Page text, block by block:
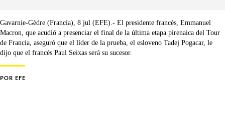
Gavarnie-Gèdre (Francia), 8 jul (EFE).- El presidente francés, Emmanuel
Macron, que acudió a presenciar el final de la última etapa pirenaica del Tour
de Francia, aseguró que el líder de la prueba, el esloveno Tadej Pogacar, le
dijo que el francés Paul Seixas será su sucesor.
POR EFE